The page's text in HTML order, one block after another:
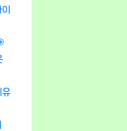
유